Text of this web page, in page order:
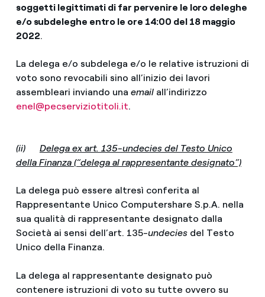
soggetti legittimati di far pervenire le loro deleghe
e/o subdeleghe entro le ore 14:00 del 18 maggio
2022.
La delega e/o subdelega e/o le relative istruzioni di
voto sono revocabili sino all’inizio dei lavori
assembleari inviando una emailall’indirizzo
enel@pecserviziotitoli.it.
(ii) Delega ex art. 135-undecies del Testo Unico
della Finanza (“delega al rappresentante designato”)
La delega può essere altresì conferita al
Rappresentante Unico Computershare S.p.A. nella
sua qualità di rappresentante designato dalla
Società ai sensi dell’art. 135-undeciesdel Testo
Unico della Finanza.
La delega al rappresentante designato può
contenere istruzioni di voto su tutte ovvero su